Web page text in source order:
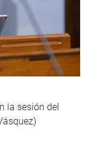
la sesión del